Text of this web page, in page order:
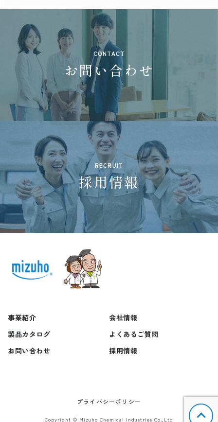
CONTACT
お問い合わせ
RECRUIT
採用情報
事業紹介
会社情報
製品カタログ
よくあるご質問
お問い合わせ
採用情報
Copyright © Mizuho Chemical Industries Co.,Ltd
プライバシーポリシー